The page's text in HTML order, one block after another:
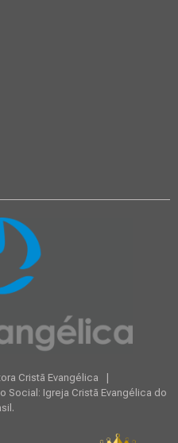
Cristã Evangélica |
Igreja Cristã Evangélica do